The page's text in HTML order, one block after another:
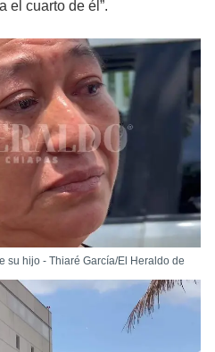
el cuarto de él”.
su hijo - Thiaré García/El Heraldo de